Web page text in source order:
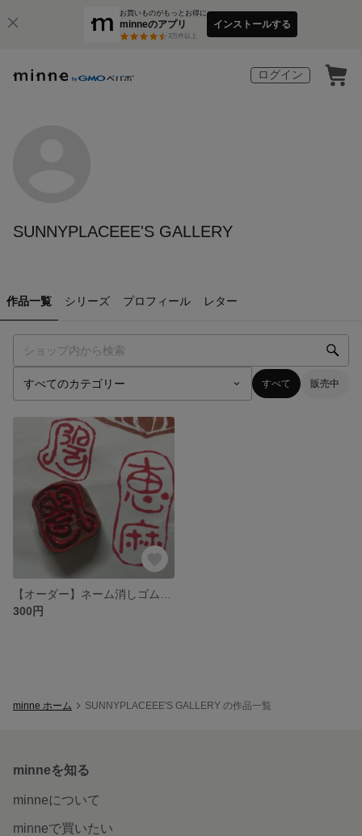
お買いものがもっとお得に
minneのアプリ
3万件以上
インストールする
ログイン
SUNNYPLACEEE'S GALLERY
作品一覧 シリーズ プロフィール レター
すべて 販売中
300円
minne ホーム SUNNYPLACEEE'S GALLERY の作品一覧
minneを知る
minneについて
minneで買いたい